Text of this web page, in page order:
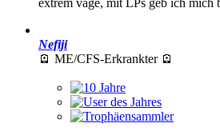
Nefiji
🪫 ME/CFS-Erkrankter 🪫